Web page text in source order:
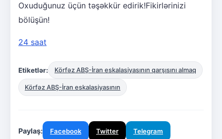
Oxuduğunuz üçün təşəkkür edirik!Fikirlərinizi
bölüşün!
24 saat
Etiketlər: Körfəz ABŞ-İran eskalasiyasının qarşısını almaq
Körfəz ABŞ-İran eskalasiyasının
Paylaş: Facebook Twitter Telegram